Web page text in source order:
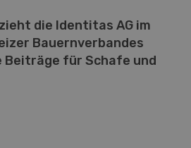
die Identitas AG im
Bauernverbandes
Beiträge für Schafe und